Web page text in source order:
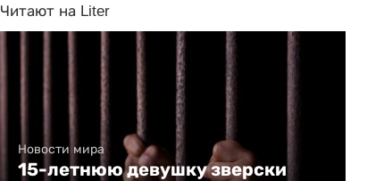
Читают на Liter
Новости мира
15-летнюю девушку зверски